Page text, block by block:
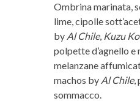
Ombrina marinata,
lime, cipolle
by Al Chile, Kuzu
polpette d’agnello e
melanzane
machos by Al Chile,
sommacco.